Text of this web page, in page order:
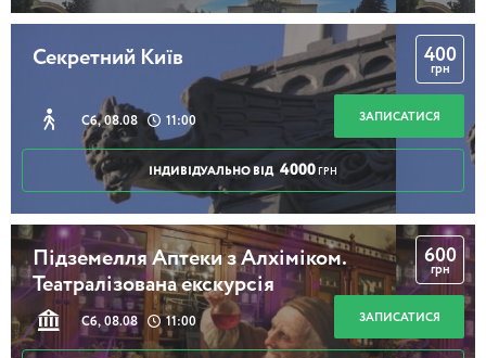
Секретний Київ
Сб, 08.08 11:00
400
грн
ЗАПИСАТИСЯ
ІНДИВІДУАЛЬНО ВІД 4000 ГРН
Підземелля Аптеки з Алхіміком.
Театралізована екскурсія
Сб, 08.08 11:00
600
грн
ЗАПИСАТИСЯ